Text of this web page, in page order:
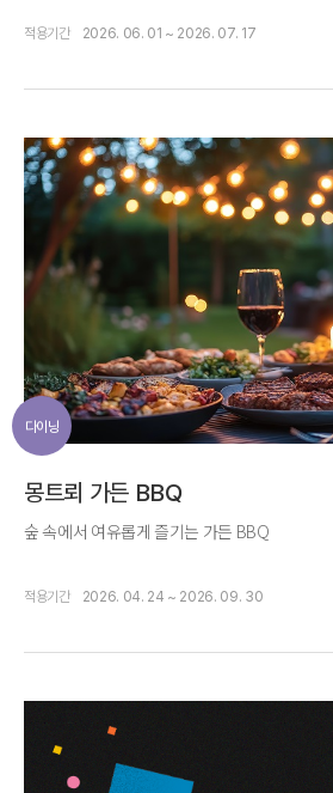
적용기간 2026. 06. 01 ~ 2026. 07. 17
다이닝
몽트뢰 가든 BBQ
숲 속에서 여유롭게 즐기는 가든 BBQ
적용기간 2026. 04. 24 ~ 2026. 09. 30